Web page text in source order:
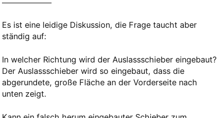
Es ist eine leidige Diskussion, die Frage taucht aber
ständig auf:
In welcher Richtung wird der Auslassschieber eingebaut?
Der Auslassschieber wird so eingebaut, dass die
abgerundete, große Fläche an der Vorderseite nach
unten zeigt.